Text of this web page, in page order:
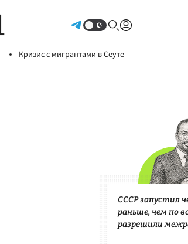
Кризис с мигрантами в Сеуте
СССР запустил
раньше, чем по
разрешили